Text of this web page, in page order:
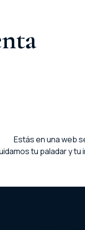
Estás en una web
tu paladar y tu